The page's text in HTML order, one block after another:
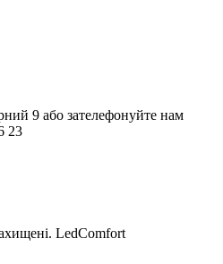
9 або зателефонуйте нам
23
LedComfort